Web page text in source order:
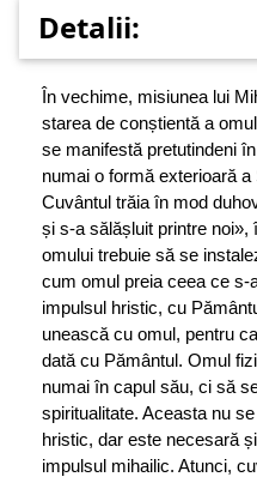
Detalii:
În vechime, misiunea lui
starea de conștientă a
se manifestă pretutindeni
numai o formă exterioară
Cuvântul trăia în mod
și s-a sălășluit printre
omului trebuie să se
cum omul preia ceea ce s-
impulsul hristic, cu
unească cu omul, pentru
dată cu Pământul. Omul
numai în capul său, ci să
spiritualitate. Aceasta nu
hristic, dar este necesară
impulsul mihailic. Atunci,